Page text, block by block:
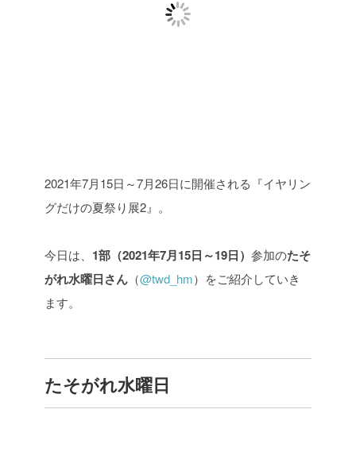
2021年7月15日～7月26日に開催される『イヤリン
グだけの夏祭り展2』。
今日は、 1部（2021年7月15日～19日） 参加のたそ
がれ水曜日さん （@twd_hm）をご紹介していき
ます。
たそがれ水曜日